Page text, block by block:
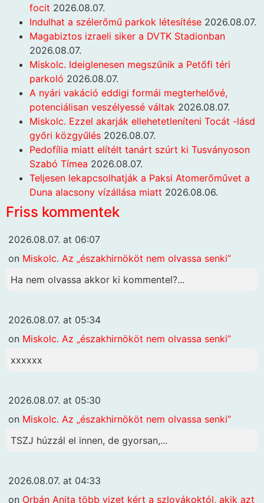
focit 2026.08.07.
Indulhat a szélerőmű parkok létesítése 2026.08.07.
Magabiztos izraeli siker a DVTK Stadionban
2026.08.07.
Miskolc. Ideiglenesen megszűnik a Petőfi téri
parkoló 2026.08.07.
A nyári vakáció eddigi formái megterhelővé,
potenciálisan veszélyessé váltak 2026.08.07.
Miskolc. Ezzel akarják ellehetetleníteni Tocát -lásd
győri közgyűlés 2026.08.07.
Pedofília miatt elítélt tanárt szúrt ki Tusványoson
Szabó Tímea 2026.08.07.
Teljesen lekapcsolhatják a Paksi Atomerőművet a
Duna alacsony vízállása miatt 2026.08.06.
Friss kommentek
2026.08.07. at 06:07
on Miskolc. Az „északhirnököt nem olvassa senki”
Ha nem olvassa akkor ki kommentel?...
2026.08.07. at 05:34
on Miskolc. Az „északhirnököt nem olvassa senki”
xxxxxx
2026.08.07. at 05:30
on Miskolc. Az „északhirnököt nem olvassa senki”
TSZJ húzzál el innen, de gyorsan,...
2026.08.07. at 04:33
on Orbán Anita több vizet kért a szlovákoktól, akik azt